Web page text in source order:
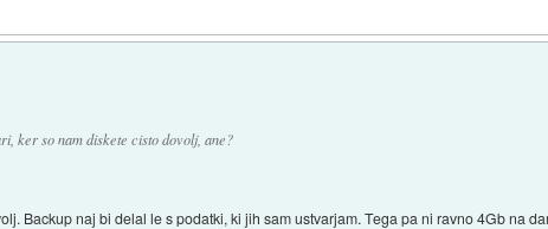
ker so nam diskete cisto dovolj, ane?
Backup naj bi delal le s podatki, ki jih sam ustvarjam. Tega pa ni ravno 4Gb na